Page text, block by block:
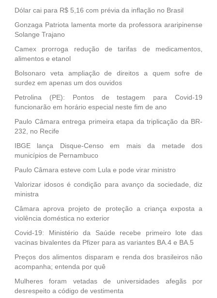
Dólar cai para R$ 5,16 com prévia da inflação no Brasil
Gonzaga Patriota lamenta morte da professora araripinense
Solange Trajano
Camex prorroga redução de tarifas de medicamentos,
alimentos e etanol
Bolsonaro veta ampliação de direitos a quem sofre de
surdez em apenas um dos ouvidos
Petrolina (PE): Pontos de testagem para Covid-19
funcionarão em horário especial neste fim de ano
Paulo Câmara entrega primeira etapa da triplicação da BR-
232, no Recife
IBGE lança Disque-Censo em mais da metade dos
municípios de Pernambuco
Paulo Câmara esteve com Lula e pode virar ministro
Valorizar idosos é condição para avanço da sociedade, diz
ministra
Câmara aprova projeto de proteção a criança exposta a
violência doméstica no exterior
Covid-19: Ministério da Saúde recebe primeiro lote das
vacinas bivalentes da Pfizer para as variantes BA.4 e BA.5
Preços dos alimentos disparam e renda dos brasileiros não
acompanha; entenda por quê
Mulheres foram vetadas de universidades afegãs por
desrespeito a código de vestimenta